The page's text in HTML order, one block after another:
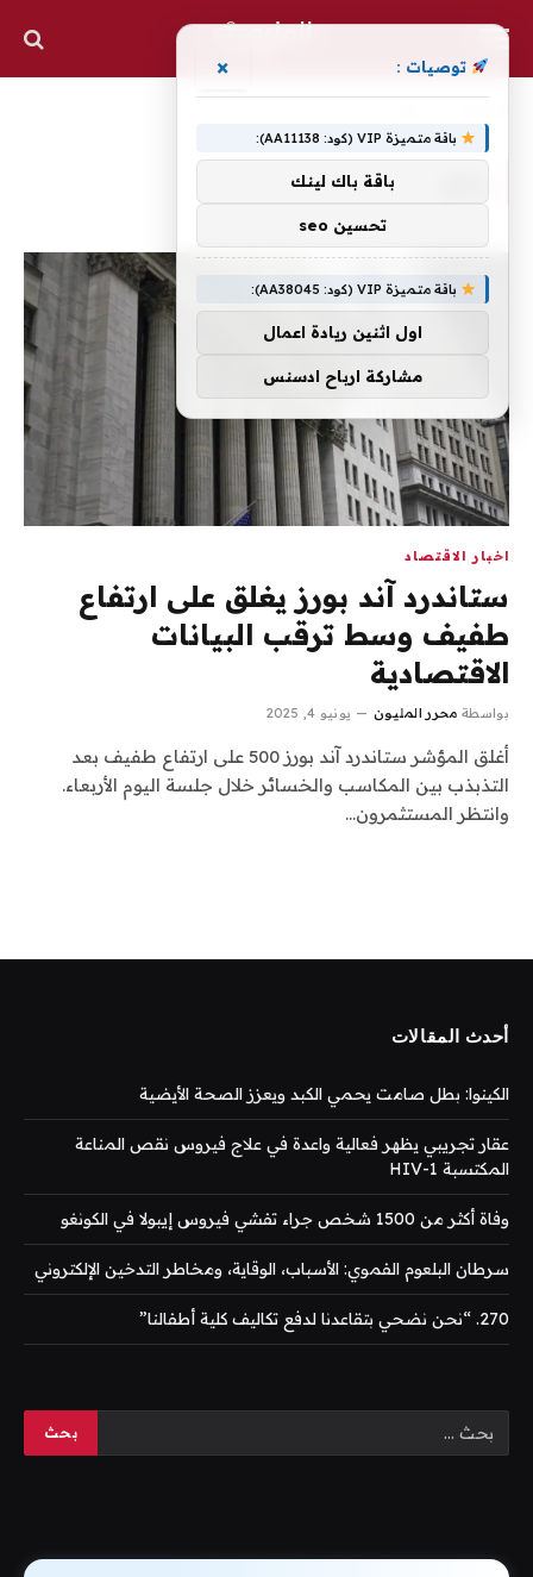
اخبار الاقتصاد
ستاندرد آند بورز يغلق على ارتفاع
طفيف وسط ترقب البيانات
الاقتصادية
بواسطة محرر المليون يونيو 4, 2025
أغلق المؤشر ستاندرد آند بورز 500 على ارتفاع طفيف بعد
التذبذب بين المكاسب والخسائر خلال جلسة اليوم الأربعاء.
وانتظر المستثمرون…
أحدث المقالات
الكينوا: بطل صامت يحمي الكبد ويعزز الصحة الأيضية
عقار تجريبي يظهر فعالية واعدة في علاج فيروس نقص المناعة
المكتسبة HIV-1
وفاة أكثر من 1500 شخص جراء تفشي فيروس إيبولا في الكونغو
سرطان البلعوم الفموي: الأسباب، الوقاية، ومخاطر التدخين الإلكتروني
270. “نحن نضحي بتقاعدنا لدفع تكاليف كلية أطفالنا”
توصيات : ×
باقة متميزة VIP (كود: AA11138):
باقة باك لينك
تحسين seo
باقة متميزة VIP (كود: AA38045):
اول اثنين ريادة اعمال
مشاركة ارباح ادسنس